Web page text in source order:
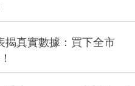
揭真實數據：買下全市